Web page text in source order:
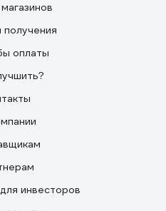
оплаты
инвесторов